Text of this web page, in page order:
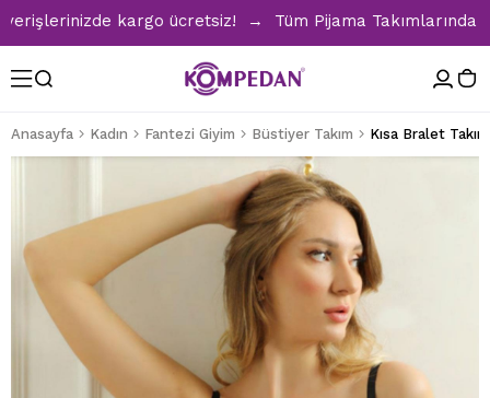
kargo ücretsiz! → Tüm Pijama Takımlarında
Anasayfa Kadın Fantezi Giyim Büstiyer Takım Kısa Bralet